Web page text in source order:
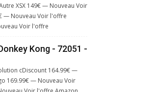
XSX 149€ — Nouveau Voir
— Nouveau Voir l'offre
Voir l'offre
Kong - 72051 -
cDiscount 164.99€ —
169.99€ — Nouveau Voir